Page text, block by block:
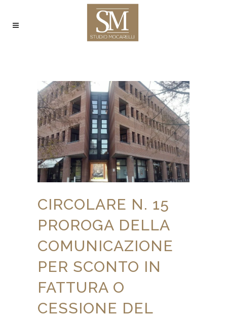
CIRCOLARE N. 15
PROROGA DELLA
COMUNICAZIONE
PER SCONTO IN
FATTURA O
CESSIONE DEL